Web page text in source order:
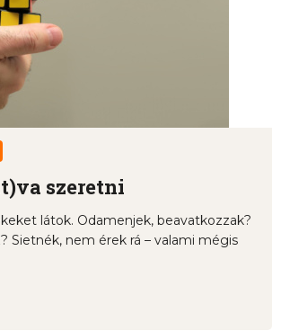
szeretni
látok. Odamenjek, beavatkozzak?
Sietnék, nem érek rá – valami mégis